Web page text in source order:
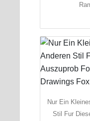
Nur Ein
Stil Fur